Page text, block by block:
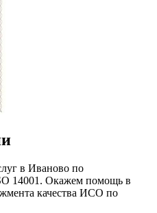
в Иваново по
14001. Окажем помощь в
качества ИСО по